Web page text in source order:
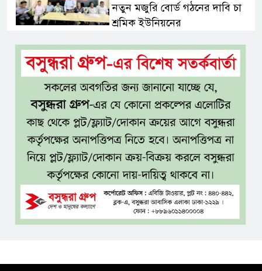
নতুন মজুরি বোর্ড গঠনের দাবি চা
শ্রমিক ইউনিয়নের
টাঙ্গাইল জেলা পরিষদের উদ্যোগে
২৩ লাখ টাকার আর্থিক অনুদানের
চেক বিতরণ
ধলেশ্বরী থেকে অবৈধ বালু উত্তোলন,
হুমকিতে শামসুল হক সেতু
বঙ্গভবনের নতুন বাসিন্দা কি মির্জা
ফখরুল? বিএনপিতে জোর
আলোচনা, সিদ্ধান্ত নেবেন তারেক
রহমান